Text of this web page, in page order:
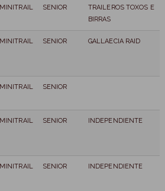
MINITRAIL SENIOR
TRAILEROS TOXOS E
BIRRAS
MINITRAIL SENIOR GALLAECIA RAID
MINITRAIL SENIOR
MINITRAIL SENIOR INDEPENDIENTE
MINITRAIL SENIOR INDEPENDIENTE